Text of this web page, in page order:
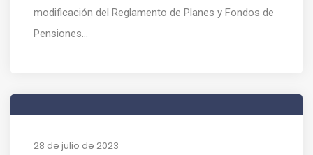
modificación del Reglamento de Planes y Fondos de
Pensiones...
28 de julio de 2023